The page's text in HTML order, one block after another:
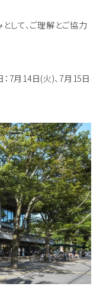
して、ご理解とご協力
7月14日(火)、7月15日